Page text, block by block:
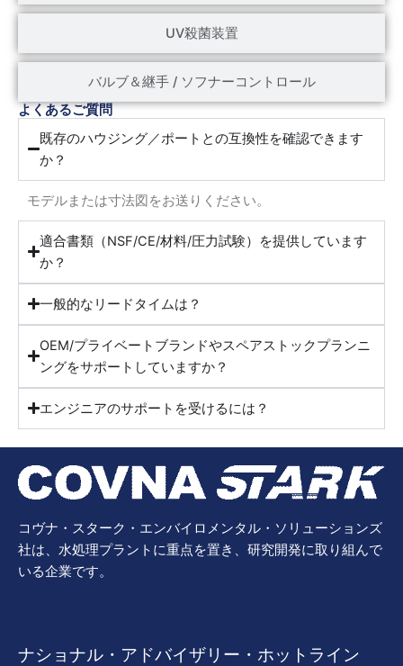
UV殺菌装置
バルブ＆継手 / ソフナーコントロール
よくあるご質問
既存のハウジング／ポートとの互換性を確認できます
か？
モデルまたは寸法図をお送りください。
適合書類（NSF/CE/材料/圧力試験）を提供しています
か？
一般的なリードタイムは？
OEM/プライベートブランドやスペアストックプランニ
ングをサポートしていますか？
エンジニアのサポートを受けるには？
コヴナ・スターク・エンバイロメンタル・ソリューションズ
社は、水処理プラントに重点を置き、研究開発に取り組んで
いる企業です。
ナショナル・アドバイザリー・ホットライン